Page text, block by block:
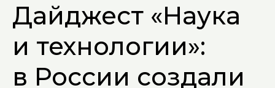
Дайджест «Наука
и технологии»:
в России создали